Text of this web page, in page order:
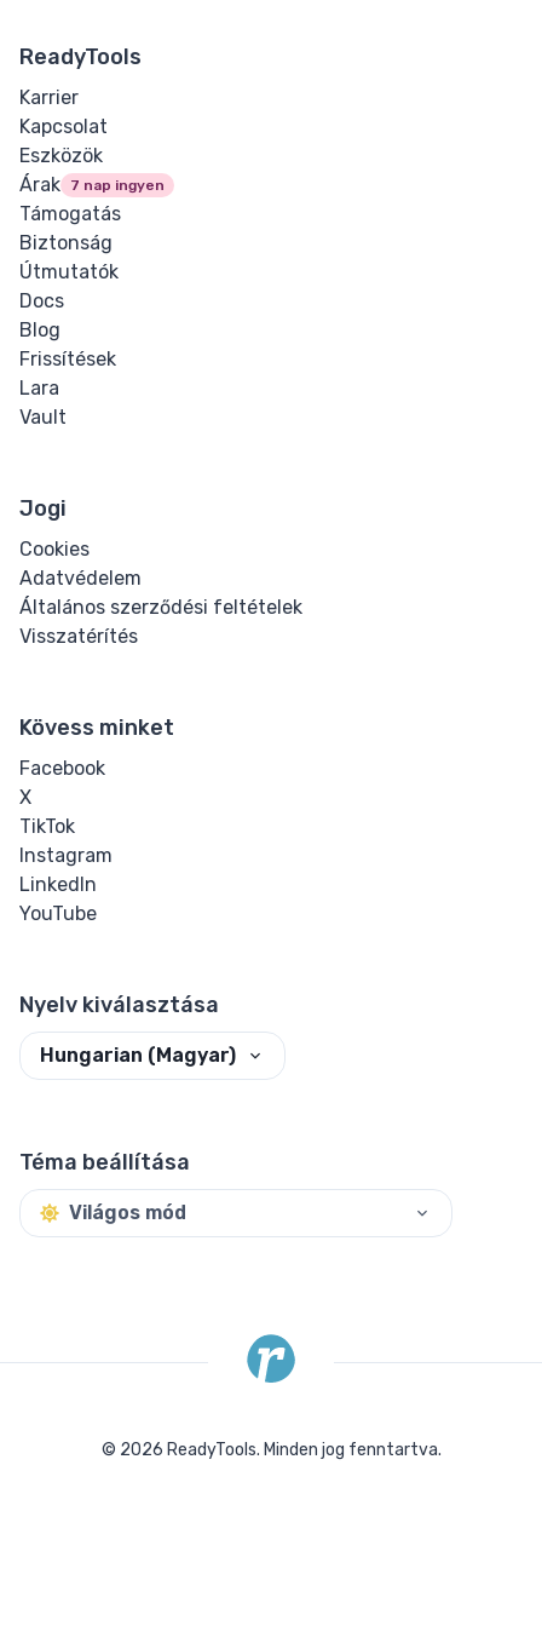
ReadyTools
Karrier
Kapcsolat
Eszközök
Árak
7 nap ingyen
Támogatás
Biztonság
Útmutatók
Docs
Blog
Frissítések
Lara
Vault
Jogi
Cookies
Adatvédelem
Általános szerződési feltételek
Visszatérítés
Kövess minket
Facebook
X
TikTok
Instagram
LinkedIn
YouTube
Nyelv kiválasztása
Hungarian (Magyar)
Téma beállítása
Világos mód
© 2026 ReadyTools. Minden jog fenntartva.